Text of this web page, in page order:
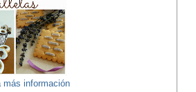
más información